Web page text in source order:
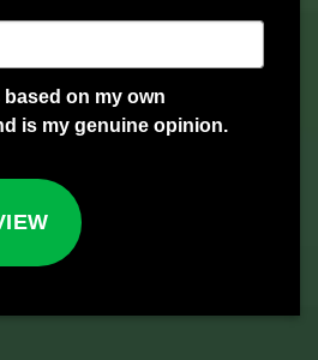
on my own
is my genuine opinion.